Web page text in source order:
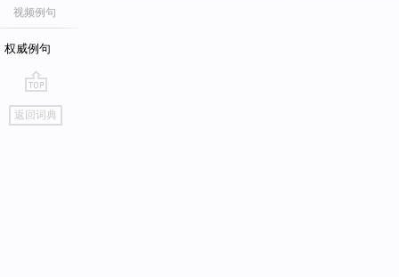
视频例句
权威例句
go
top
返回词典